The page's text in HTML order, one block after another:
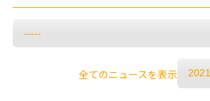
全てのニュースを表示